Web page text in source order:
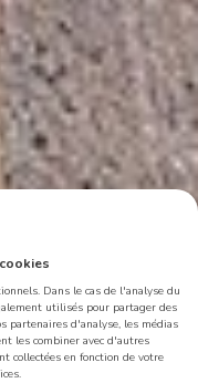
Dans le cas de l'analyse du
utilisés pour partager des
partenaires d'analyse, les médias
les combiner avec d'autres
collectées en fonction de votre